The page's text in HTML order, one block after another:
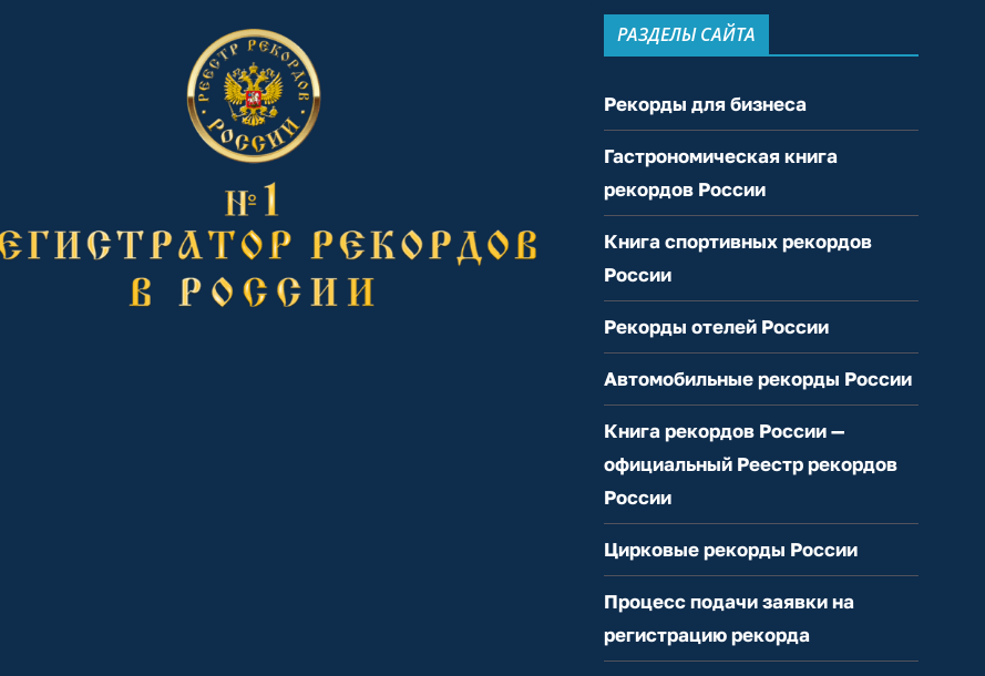
РАЗДЕЛЫ САЙТА
Рекорды для бизнеса
Гастрономическая книга
рекордов России
Книга спортивных рекордов
России
Рекорды отелей России
Автомобильные рекорды России
Книга рекордов России —
официальный Реестр рекордов
России
Цирковые рекорды России
Процесс подачи заявки на
регистрацию рекорда